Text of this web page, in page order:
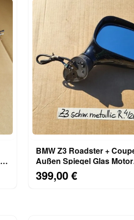
BMW Z3 Roadster +
Außen Spiegel Glas Motor
RECHTS Schwarz Metallic
399,00 €